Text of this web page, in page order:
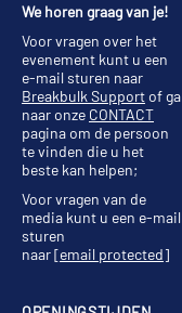
We horen graag van je!
Voor vragen over het
evenement kunt u een
e-mail sturen naar
Breakbulk Supportof ga
naar onze CONTACT
pagina om de persoon
te vinden die u het
beste kan helpen;
Voor vragen van de
media kunt u een e-mail
sturen
naar[email protected]